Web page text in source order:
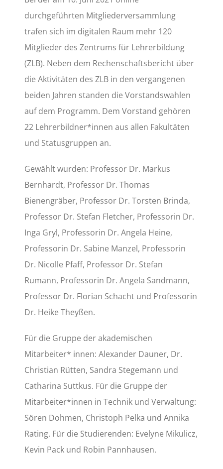
durchgeführten Mitgliederversammlung
trafen sich im digitalen Raum mehr 120
Mitglieder des Zentrums für Lehrerbildung
(ZLB). Neben dem Rechenschaftsbericht über
die Aktivitäten des ZLB in den vergangenen
beiden Jahren standen die Vorstandswahlen
auf dem Programm. Dem Vorstand gehören
22 Lehrerbildner*innen aus allen Fakultäten
und Statusgruppen an.
Gewählt wurden: Professor Dr. Markus
Bernhardt, Professor Dr. Thomas
Bienengräber, Professor Dr. Torsten Brinda,
Professor Dr. Stefan Fletcher, Professorin Dr.
Inga Gryl, Professorin Dr. Angela Heine,
Professorin Dr. Sabine Manzel, Professorin
Dr. Nicolle Pfaff, Professor Dr. Stefan
Rumann, Professorin Dr. Angela Sandmann,
Professor Dr. Florian Schacht und Professorin
Dr. Heike Theyßen.
Für die Gruppe der akademischen
Mitarbeiter* innen: Alexander Dauner, Dr.
Christian Rütten, Sandra Stegemann und
Catharina Suttkus. Für die Gruppe der
Mitarbeiter*innen in Technik und Verwaltung:
Sören Dohmen, Christoph Pelka und Annika
Rating. Für die Studierenden: Evelyne Mikulicz,
Kevin Pack und Robin Pannhausen.